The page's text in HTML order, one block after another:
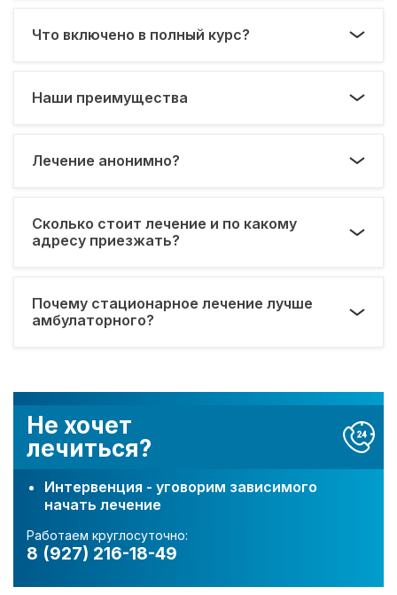
Не хочет
лечиться?
Интервенция - уговорим зависимого
начать лечение
Работаем круглосуточно:
8 (927) 216-18-49
Что включено в полный курс?
Наши преимущества
Лечение анонимно?
Сколько стоит лечение и по какому
адресу приезжать?
Почему стационарное лечение лучше
амбулаторного?